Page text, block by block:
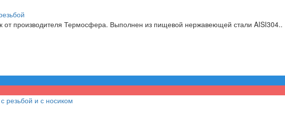
от производителя Термосфера. Выполнен из пищевой нержавеющей стали AISI304..